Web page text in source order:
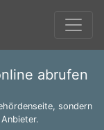
abrufen
sondern